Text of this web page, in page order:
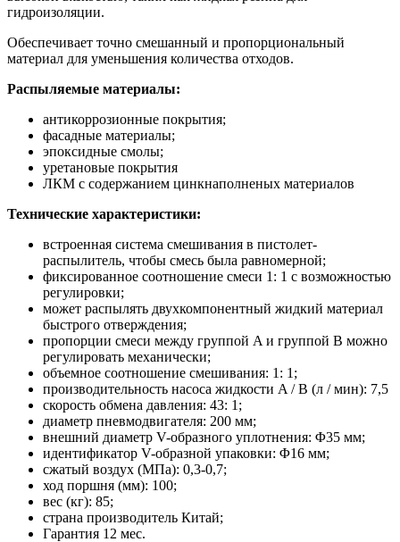
гидроизоляции.
Обеспечивает точно смешанный и пропорциональный
материал для уменьшения количества отходов.
Распыляемые материалы:
антикоррозионные покрытия;
фасадные материалы;
эпоксидные смолы;
уретановые покрытия
ЛКМ с содержанием цинкнаполненых материалов
Технические характеристики:
встроенная система смешивания в пистолет-
распылитель, чтобы смесь была равномерной;
фиксированное соотношение смеси 1: 1 с возможностью
регулировки;
может распылять двухкомпонентный жидкий материал
быстрого отверждения;
пропорции смеси между группой A и группой B можно
регулировать механически;
объемное соотношение смешивания: 1: 1;
производительность насоса жидкости A / B (л / мин): 7,5
скорость обмена давления: 43: 1;
диаметр пневмодвигателя: 200 мм;
внешний диаметр V-образного уплотнения: Φ35 мм;
идентификатор V-образной упаковки: Φ16 мм;
сжатый воздух (МПа): 0,3-0,7;
ход поршня (мм): 100;
вес (кг): 85;
страна производитель Китай;
Гарантия 12 мес.